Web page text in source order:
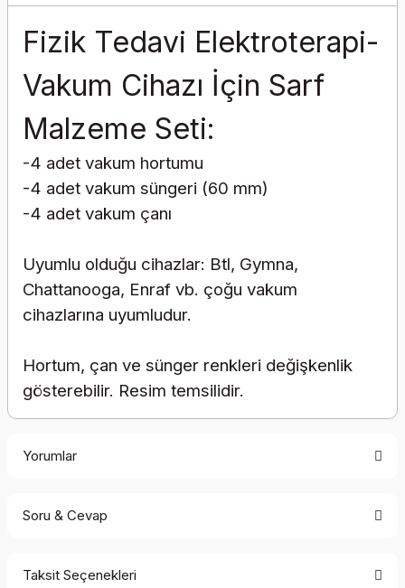
Fizik Tedavi Elektroterapi-
Vakum Cihazı İçin Sarf
Malzeme Seti:
-4 adet vakum hortumu
-4 adet vakum süngeri (60 mm)
-4 adet vakum çanı
Uyumlu olduğu cihazlar: Btl, Gymna,
Chattanooga, Enraf vb. çoğu vakum
cihazlarına uyumludur.
Hortum, çan ve sünger renkleri değişkenlik
gösterebilir. Resim temsilidir.
Yorumlar
Soru & Cevap
Taksit Seçenekleri